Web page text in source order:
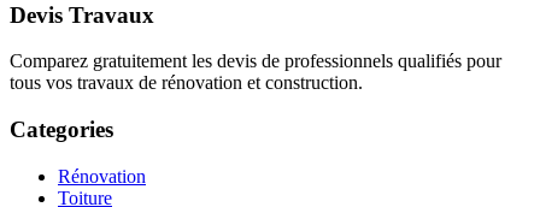
Devis Travaux
Comparez gratuitement les devis de professionnels qualifiés pour
tous vos travaux de rénovation et construction.
Categories
Rénovation
Toiture